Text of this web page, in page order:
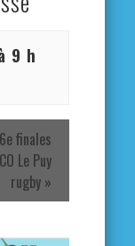
9 h
finales
Le Puy
rugby »